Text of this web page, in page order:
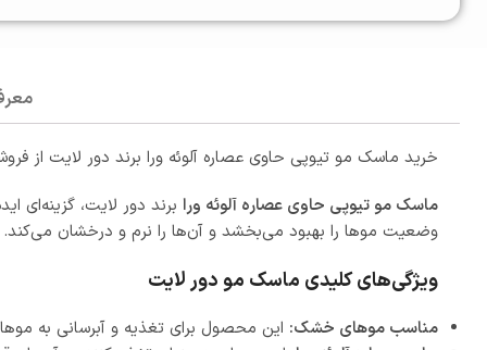
خرید ماسک مو تیوپی حاوی عصاره آلوئه ورا برند دور لایت از
ماسک مو تیوپی حاوی عصاره آلوئه ورا برند دور لایت، گزینه‌ای
وضعیت موها را بهبود می‌بخشد و آن‌ها را نرم و درخشان می‌کند.
ویژگی‌های کلیدی ماسک مو دور لایت
مناسب موهای خشک: این محصول برای تغذیه و آبرسانی به